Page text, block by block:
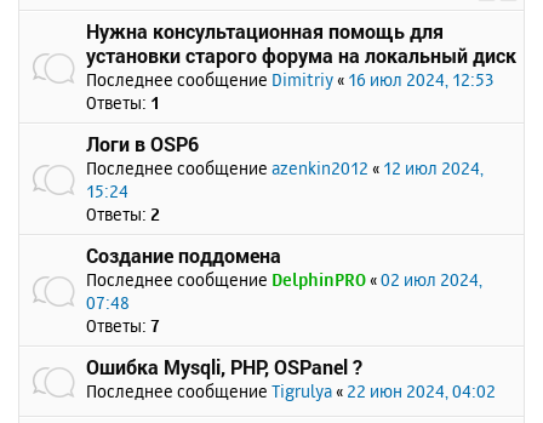
Нужна консультационная помощь для
установки старого форума на локальный диск
Последнее сообщение Dimitriy « 16 июл 2024, 12:53
Ответы: 1
Логи в OSP6
Последнее сообщение azenkin2012 « 12 июл 2024,
15:24
Ответы: 2
Создание поддомена
Последнее сообщение DelphinPRO «02 июл 2024,
07:48
Ответы: 7
Ошибка Mysqli, PHP, OSPanel ?
Последнее сообщение Tigrulya « 22 июн 2024, 04:02